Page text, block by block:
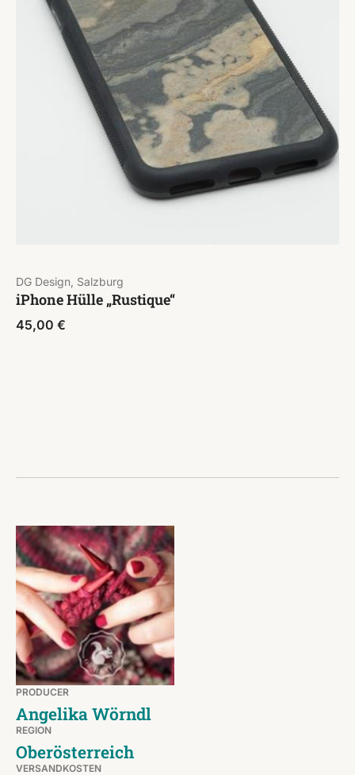
DG Design, Salzburg
iPhone Hülle „Rustique“
45,00 €
PRODUCER
Angelika Wörndl
REGION
Oberösterreich
VERSANDKOSTEN